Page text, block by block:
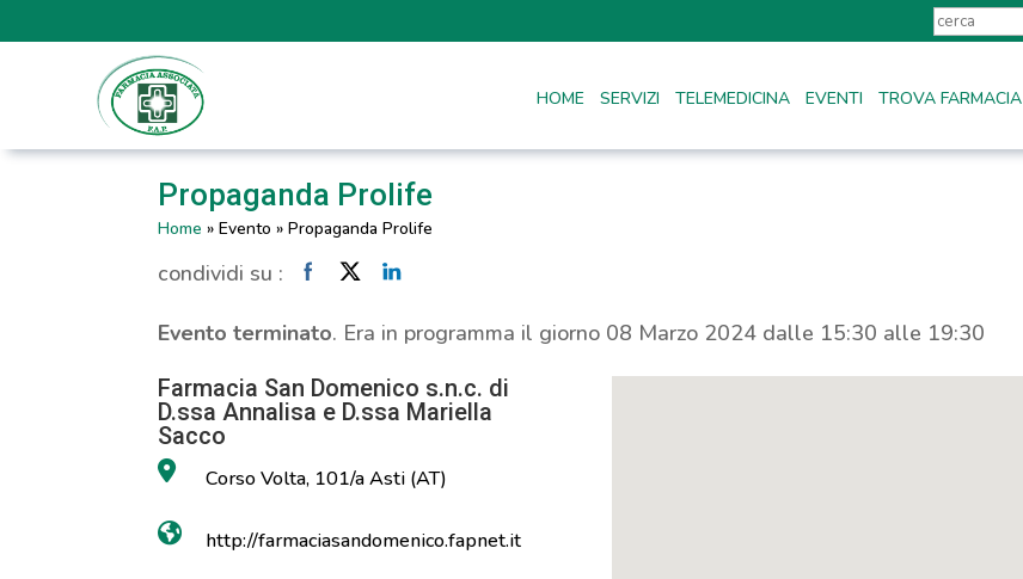
HOME SERVIZI TELEMEDICINA EVENTI TROVA FARMACIA
Propaganda Prolife
Home » Evento » Propaganda Prolife
condividi su :
Evento terminato. Era in programma il giorno 08 Marzo 2024 dalle 15:30 alle 19:30
Farmacia San Domenico s.n.c. di
D.ssa Annalisa e D.ssa Mariella
Sacco
Corso Volta, 101/a Asti (AT)
http://farmaciasandomenico.fapnet.it